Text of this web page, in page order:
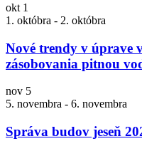
okt 1
1. októbra - 2. októbra
Nové trendy v úprave
zásobovania pitnou
nov 5
5. novembra - 6. novembra
Správa budov jeseň